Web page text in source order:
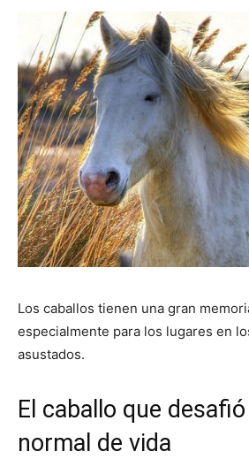
Los caballos tienen una gran
especialmente para los lugares en
asustados.
El caballo que desafió
normal de vida